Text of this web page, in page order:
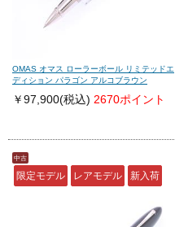
OMAS オマス ローラーボール リミテッドエ
ディション パラゴン アルコブラウン
￥97,900(税込) 2670ポイント
中古
限定モデル レアモデル 新入荷
ウォーターマン
シェーファー(10)
セーラー(15)